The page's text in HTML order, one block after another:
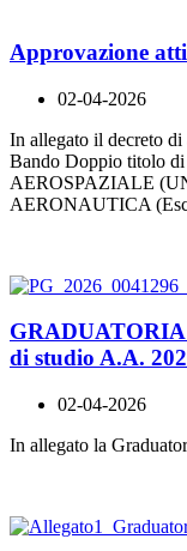
Approvazione
02-04-2026
In allegato il decreto
Bando Doppio titolo
AEROSPAZIALE
AERONAUTICA
di studio A.A.
02-04-2026
In allegato la